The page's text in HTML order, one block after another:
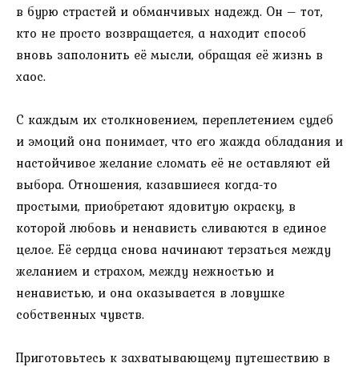
в бурю страстей и обманчивых надежд. Он – тот,
кто не просто возвращается, а находит способ
вновь заполонить её мысли, обращая её жизнь в
хаос.
С каждым их столкновением, переплетением судеб
и эмоций она понимает, что его жажда обладания и
настойчивое желание сломать её не оставляют ей
выбора. Отношения, казавшиеся когда-то
простыми, приобретают ядовитую окраску, в
которой любовь и ненависть сливаются в единое
целое. Её сердца снова начинают терзаться между
желанием и страхом, между нежностью и
ненавистью, и она оказывается в ловушке
собственных чувств.
Приготовьтесь к захватывающему путешествию в